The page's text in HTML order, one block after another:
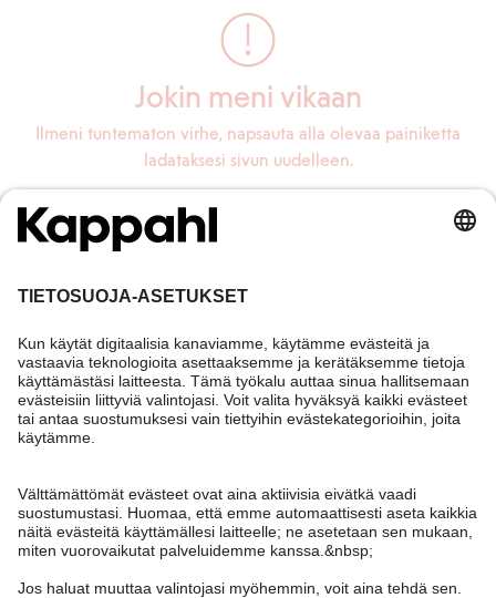
Jokin meni vikaan
Ilmeni tuntematon virhe, napsauta alla olevaa painiketta
ladataksesi sivun uudelleen.
Lataa sivu uudelleen